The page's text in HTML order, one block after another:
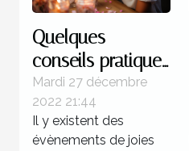
Quelques
conseils pratiques
pour réussir
l'organisation d'un
anniversaire
Mardi 27 décembre
2022 21:44
Il y existent des
évènements de joies